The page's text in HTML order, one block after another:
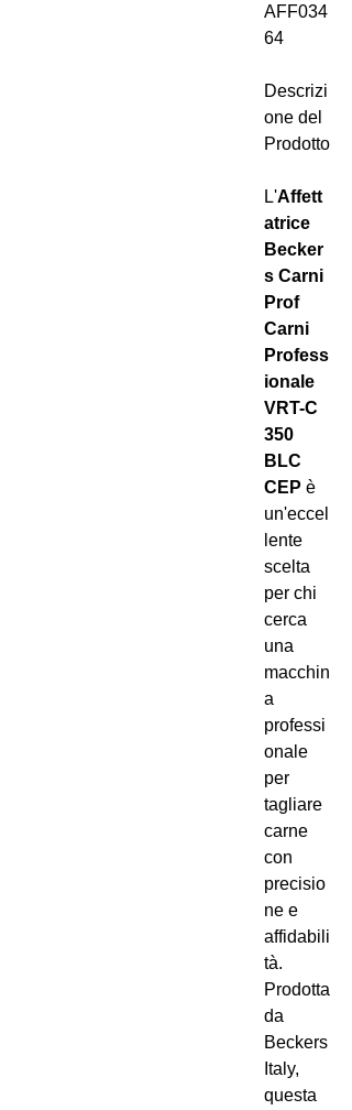
AFF034
64
Descrizi
one del
Prodotto
L'Affett
atrice
Becker
s Carni
Prof
Carni
Profess
ionale
VRT-C
350
BLC
CEP è
un'eccel
lente
scelta
per chi
cerca
una
macchin
a
professi
onale
per
tagliare
carne
con
precisio
ne e
affidabili
tà.
Prodotta
da
Beckers
Italy,
questa